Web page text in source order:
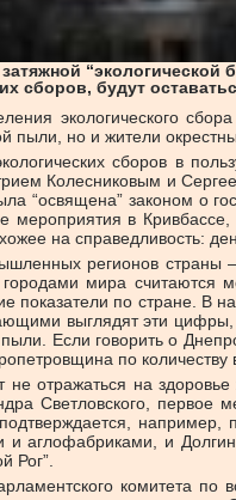
“экологической
сборов, будут
экологического
но и жители
сборов в
Колесниковым и
“освящена” законом о
мероприятия в
на справедливость:
регионов
мира считаются
показатели по стране. В
выглядят эти цифры,
Если говорить о
по количеству
не отражаться на
Светловского, первое
например,
аглофабриками, и
Рог”.
комитета